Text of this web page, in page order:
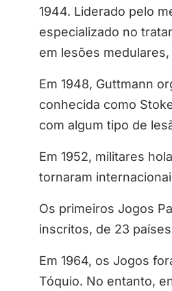
1944. Liderado pelo
especializado no
em lesões
Em 1948, Guttmann
conhecida como
com algum tipo de
Em 1952, militares
tornaram
Os primeiros Jogos
inscritos, de 23
Em 1964, os Jogos
Tóquio. No entanto,